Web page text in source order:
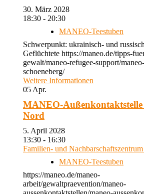
30. März 2028
18:30 - 20:30
MANEO-Teestuben
Schwerpunkt: ukrainisch- und
Geflüchtete https://maneo.de/tipps-
gewalt/maneo-refugee-support/
schoeneberg/
Weitere Informationen
05 Apr.
MANEO-
Nord
5. April 2028
13:30 - 16:30
Familien- und
MANEO-Teestuben
https://maneo.de/maneo-
arbeit/gewaltpraevention/maneo-